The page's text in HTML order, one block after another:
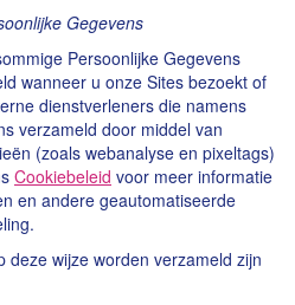
Gegevens
Persoonlijke Gegevens
wanneer u onze Sites bezoekt of
dienstverleners die namens
verzameld door middel van
(zoals webanalyse en pixeltags)
Cookiebeleid voor meer informatie
en andere geautomatiseerde
deze wijze worden verzameld zijn